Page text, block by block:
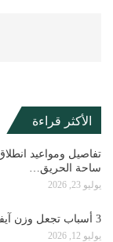
الأكثر قراءة
تفاصيل ومواعيد
ساحة الحريق…
يوليو 23, 2026
3 أسباب تجعل وزن آيفون 18 برو ماكس ميزة لا عيبًا
يوليو 12, 2026